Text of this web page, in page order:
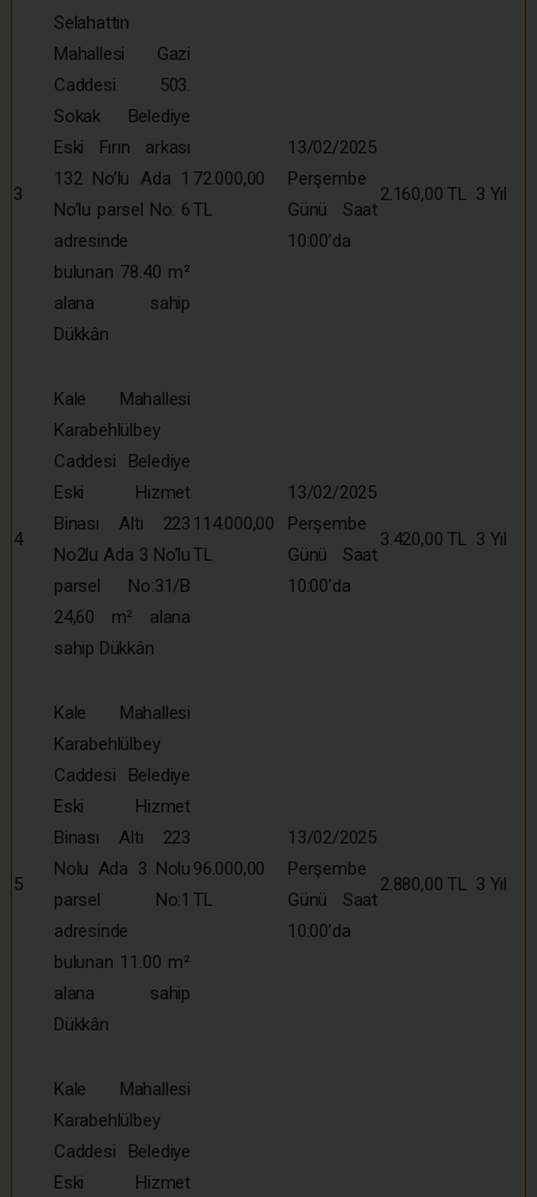
3
Selahattin
Mahallesi Gazi
Caddesi 503.
Sokak Belediye
Eski Fırın arkası
132 No’lu Ada 1
No’lu parsel No: 6
adresinde
bulunan 78.40 m²
alana sahip
Dükkân
72.000,00
TL
13/02/2025
Perşembe
Günü Saat
10:00’da
2.160,00 TL 3 Yıl
4
Kale Mahallesi
Karabehlülbey
Caddesi Belediye
Eski Hizmet
Binası Altı 223
No2lu Ada 3 No’lu
parsel No:31/B
24,60 m² alana
sahip Dükkân
114.000,00
TL
13/02/2025
Perşembe
Günü Saat
10:00’da
3.420,00 TL 3 Yıl
5
Kale Mahallesi
Karabehlülbey
Caddesi Belediye
Eski Hizmet
Binası Altı 223
Nolu Ada 3 Nolu
parsel No:1
adresinde
bulunan 11.00 m²
alana sahip
Dükkân
96.000,00
TL
13/02/2025
Perşembe
Günü Saat
10:00’da
2.880,00 TL 3 Yıl
Kale Mahallesi
Karabehlülbey
Caddesi Belediye
Eski Hizmet